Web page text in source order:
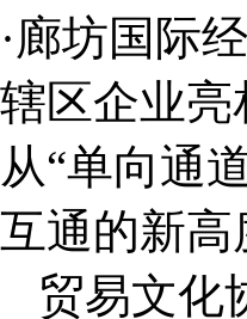
·廊坊国际
辖区企业
从“单向通
互通的新高
贸易文化